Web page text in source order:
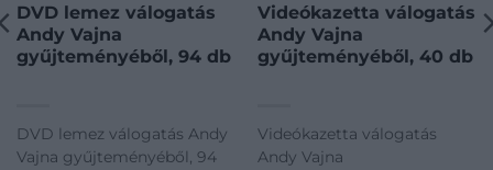
DVD lemez válogatás
Andy Vajna
gyűjteményéből, 94 db
DVD lemez válogatás Andy
Vajna gyűjteményéből, 94
Videókazetta válogatás
Andy Vajna
gyűjteményéből, 40 db
Videókazetta válogatás
Andy Vajna